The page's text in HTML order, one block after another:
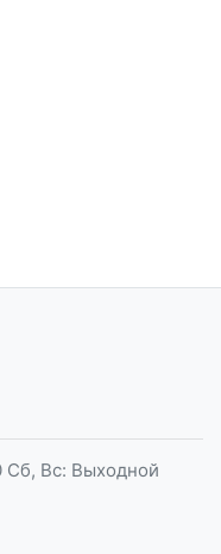
Сб, Вс: Выходной